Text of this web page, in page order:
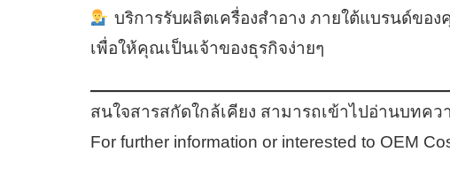
บริการรับผลิตเครื่องสำอาง ภายใต้แบรนด์ขอ
เพื่อให้คุณเป็นเจ้าของธุรกิจง่ายๆ
สนใจสารสกัดใกล้เคียง สามารถเข้าไปอ่านบทคว
For further information or interested to OEM